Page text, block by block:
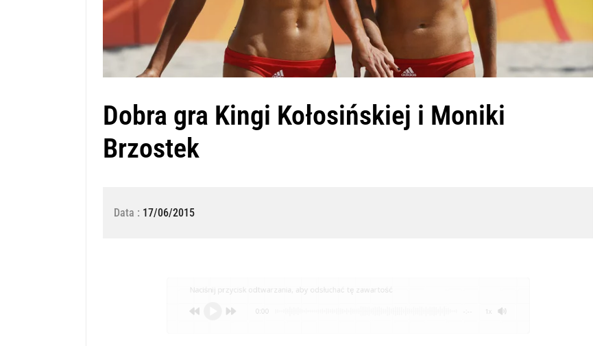
Dobra gra Kingi Kołosińskiej i Moniki
Brzostek
Data : 17/06/2015
Naciśnij przycisk odtwarzania, aby odsłuchać tę zawartość
0:00 -:--